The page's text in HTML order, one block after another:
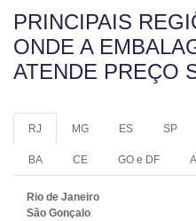
PRINCIPAIS
ONDE A
ATENDE PREÇO
RJ MG ES SP
BA CE GO e DF
Rio de Janeiro
São Gonçalo